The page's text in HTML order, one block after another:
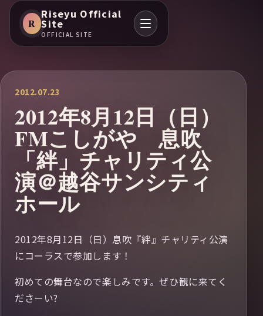
R
Riseyu Official
Site
OFFICIAL SITE
2012.07.23
2012年8月12日（日）
FMこしがや 息吹
「絆」チャリティ公
演＠越谷サンシティ
ホール
2012年8月12日（日）息吹『絆』チャリティ公演
にコーラスで参加します！
初めての舞台なので楽しみです。ぜひ観に来てく
ださーい?